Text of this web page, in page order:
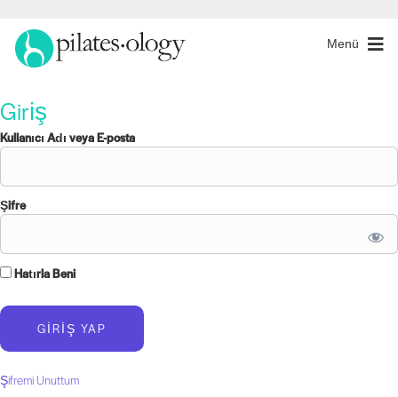
Menü
Giriş
Kullanıcı Adı veya E-posta
Şifre
Hatırla Beni
Şifremi Unuttum